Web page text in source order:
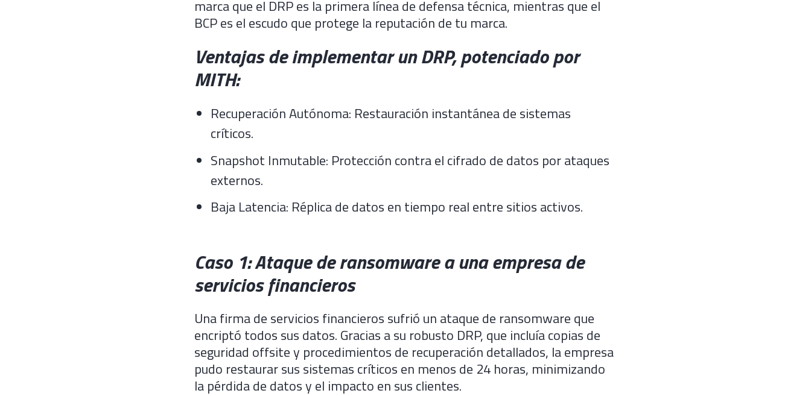
marca que el DRP es la primera línea de defensa técnica, mientras que el
BCP es el escudo que protege la reputación de tu marca.
Ventajas de implementar un DRP, potenciado por
MITH:
Recuperación Autónoma: Restauración instantánea de sistemas
críticos.
Snapshot Inmutable: Protección contra el cifrado de datos por ataques
externos.
Baja Latencia: Réplica de datos en tiempo real entre sitios activos.
Caso 1: Ataque de ransomware a una empresa de
servicios financieros
Una firma de servicios financieros sufrió un ataque de ransomware que
encriptó todos sus datos. Gracias a su robusto DRP, que incluía copias de
seguridad offsite y procedimientos de recuperación detallados, la empresa
pudo restaurar sus sistemas críticos en menos de 24 horas, minimizando
la pérdida de datos y el impacto en sus clientes.